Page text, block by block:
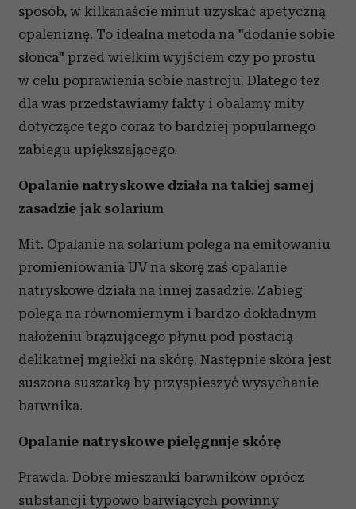
sposób, w kilkanaście minut uzyskać apetyczną
opaleniznę. To idealna metoda na "dodanie sobie
słońca" przed wielkim wyjściem czy po prostu
w celu poprawienia sobie nastroju. Dlatego tez
dla was przedstawiamy fakty i obalamy mity
dotyczące tego coraz to bardziej popularnego
zabiegu upiększającego.
Opalanie natryskowe działa na takiej samej
zasadzie jak solarium
Mit. Opalanie na solarium polega na emitowaniu
promieniowania UV na skórę zaś opalanie
natryskowe działa na innej zasadzie. Zabieg
polega na równomiernym i bardzo dokładnym
nałożeniu brązującego płynu pod postacią
delikatnej mgiełki na skórę. Następnie skóra jest
suszona suszarką by przyspieszyć wysychanie
barwnika.
Opalanie natryskowe pielęgnuje skórę
Prawda. Dobre mieszanki barwników oprócz
substancji typowo barwiących powinny